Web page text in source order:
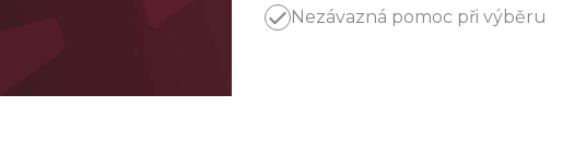
Nezávazná pomoc při výběru